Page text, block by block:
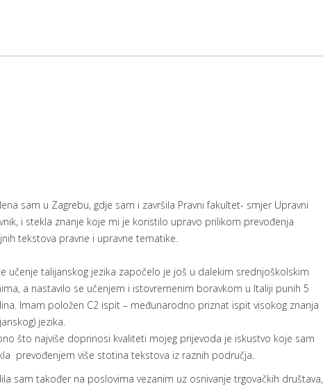
sam u Zagrebu, gdje sam i završila Pravni fakultet- smjer Upravni
i stekla znanje koje mi je koristilo upravo prilikom prevođenja
tekstova pravne i upravne tematike.
učenje talijanskog jezika započelo je još u dalekim srednjoškolskim
a nastavilo se učenjem i istovremenim boravkom u Italiji punih 5
Imam položen C2 ispit – međunarodno priznat ispit visokog znanja
jezika.
što najviše doprinosi kvaliteti mojeg prijevoda je iskustvo koje sam
prevođenjem više stotina tekstova iz raznih područja.
sam također na poslovima vezanim uz osnivanje trgovačkih društava,